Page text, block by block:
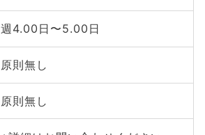
週4.00日〜5.00日
原則無し
原則無し